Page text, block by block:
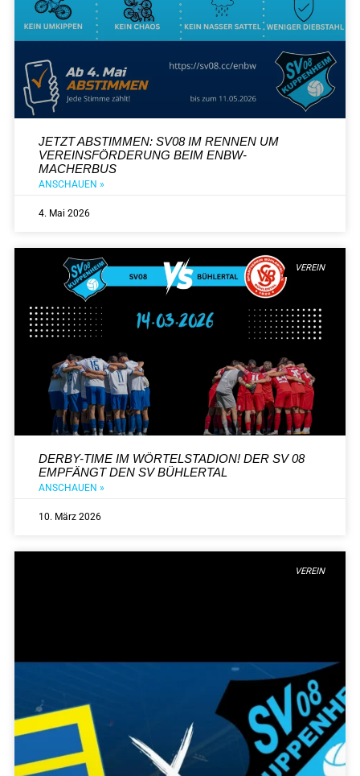
JETZT ABSTIMMEN: SV08 IM RENNEN UM
VEREINSFÖRDERUNG BEIM ENBW-
MACHERBUS
ANSCHAUEN »
4. Mai 2026
VEREIN
DERBY-TIME IM WÖRTELSTADION! DER SV 08
EMPFÄNGT DEN SV BÜHLERTAL
ANSCHAUEN »
10. März 2026
VEREIN